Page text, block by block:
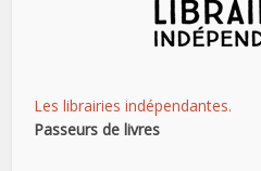
Les librairies indépendantes.
Passeurs de livres